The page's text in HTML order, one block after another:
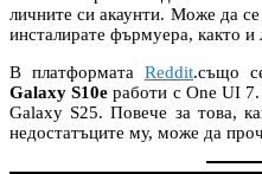
личните си акаунти. Може да
инсталирате фърмуера, както и
В платформата Reddit.също
Galaxy S10eработи с One UI
Galaxy S25. Повече за това,
недостатъците му, може да